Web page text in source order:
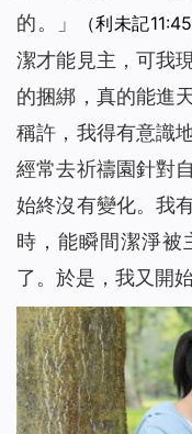
的。
」 （利未記
潔才能見主，可我
的捆綁，真的能進
稱許，我得有意識
經常去祈禱園針對
始終沒有變化。我
時，能瞬間潔淨被
了。於是，我又開